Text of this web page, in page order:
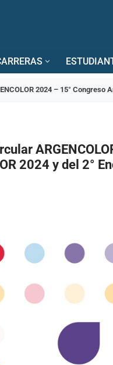
2024 – 15° Congreso
2024 y del 2°